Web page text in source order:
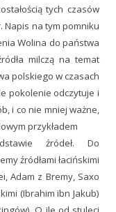
tych czasów
Napis na tym pomniku
Wolina do państwa
milczą na temat
polskiego w czasach
pokolenie odczytuje i
i co nie mniej ważne,
przykładem
źródeł. Do
źródłami łacińskimi
Adam z Bremy, Saxo
(Ibrahim ibn Jakub)